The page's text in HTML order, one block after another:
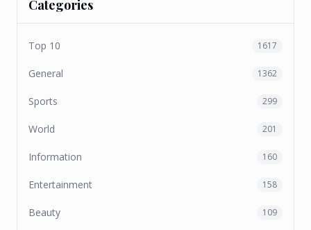
Categories
Top 10 1617
General 1362
Sports 299
World 201
Information 160
Entertainment 158
Beauty 109